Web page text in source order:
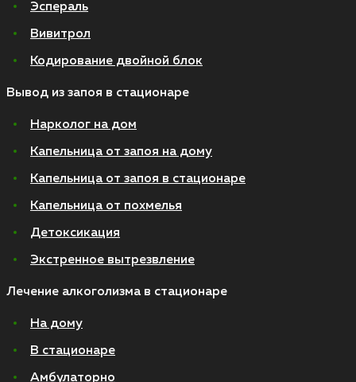
Эспераль
Вивитрол
Кодирование двойной блок
Вывод из запоя в стационаре
Нарколог на дом
Капельница от запоя на дому
Капельница от запоя в стационаре
Капельница от похмелья
Детоксикация
Экстренное вытрезвление
Лечение алкоголизма в стационаре
На дому
В стационаре
Амбулаторно